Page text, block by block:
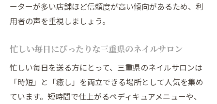
ーターが多い店舗ほど信頼度が高い傾向があるため、利
用者の声を重視しましょう。
忙しい毎日にぴったりな三重県のネイルサロン
忙しい毎日を送る方にとって、三重県のネイルサロンは
「時短」と「癒し」を両立できる場所として人気を集め
ています。短時間で仕上がるペディキュアメニューや、